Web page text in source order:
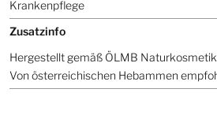
Krankenpflege
Zusatzinfo
Hergestellt gemäß ÖLMB
Von österreichischen Hebammen